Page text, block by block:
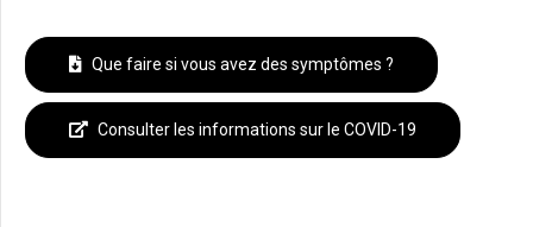
Que faire si vous avez des symptômes ?
Consulter les informations sur le COVID-19